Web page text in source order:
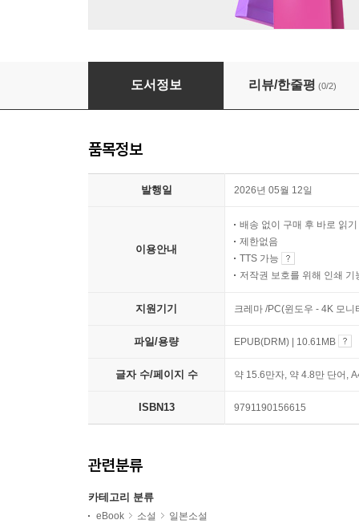
유령을 빌려드립니다
도서정보 리뷰/한줄평 (0/2)
품목정보
발행일 2026년 05월 12일
이용안내
배송 없이 구매 후 바로 읽기
제한없음
TTS 가능
저작권 보호를 위해 인쇄 기
지원기기 크레마 /PC(윈도우 - 4K 모
파일/용량 EPUB(DRM) | 10.61MB
글자 수/페이지 수 약 15.6만자, 약 4.8만 단어,
ISBN13 9791190156615
관련분류
카테고리 분류
eBook 소설 일본소설